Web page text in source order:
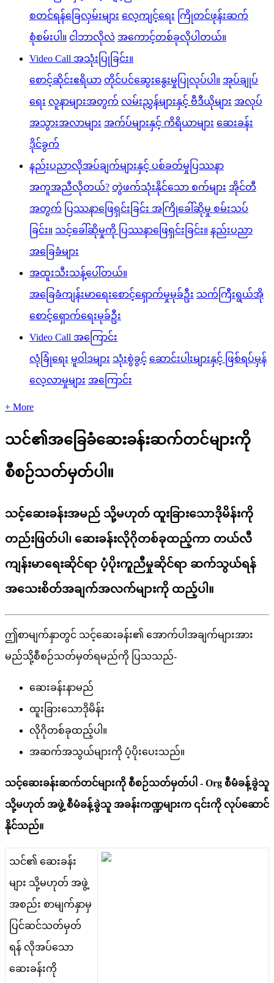
စတင်ရန်ခြေလှမ်းများ လေ့ကျင့်ရေး ကြိုတင်ဖုန်းဆက်
စုံစမ်းပါ။ ငါဘာလိုလဲ အကောင့်တစ်ခုလိုပါတယ်။
Video Call အသုံးပြုခြင်း။
စောင့်ဆိုင်းဧရိယာ တိုင်ပင်ဆွေးနွေးမှုပြုလုပ်ပါ။ အုပ်ချုပ်
ရေး လူနာများအတွက် လမ်းညွှန်များနှင့် ဗီဒီယိုများ အလုပ်
အသွားအလာများ အက်ပ်များနှင့် ကိရိယာများ ဆေးခန်း
ဒိုင်ခွက်
နည်းပညာလိုအပ်ချက်များနှင့် ပစ်ခတ်မှုပြဿနာ
အကူအညီလိုတယ်? တွဲဖက်သုံးနိုင်သော စက်များ အိုင်တီ
အတွက် ပြဿနာဖြေရှင်းခြင်း အကြိုခေါ်ဆိုမှု စမ်းသပ်
ခြင်း။ သင့်ခေါ်ဆိုမှုကို ပြဿနာဖြေရှင်းခြင်း။ နည်းပညာ
အခြေခံများ
အထူးသီးသန့်ပေါ်တယ်။
အခြေခံကျန်းမာရေးစောင့်ရှောက်မှုမုခ်ဦး သက်ကြီးရွယ်အို
စောင့်ရှောက်ရေးမုခ်ဦး
Video Call အကြောင်း
လုံခြုံရေး မူဝါဒများ သုံးစွဲခွင့် ဆောင်းပါးများနှင့် ဖြစ်ရပ်မှန်
လေ့လာမှုများ အကြောင်း
+ More
သင်၏အခြေခံဆေးခန်းဆက်တင်များကို
စီစဉ်သတ်မှတ်ပါ။
သင့်ဆေးခန်းအမည် သို့မဟုတ် ထူးခြားသောဒိုမိန်းကို
တည်းဖြတ်ပါ၊ ဆေးခန်းလိုဂိုတစ်ခုထည့်ကာ တယ်လီ
ကျန်းမာရေးဆိုင်ရာ ပံ့ပိုးကူညီမှုဆိုင်ရာ ဆက်သွယ်ရန်
အသေးစိတ်အချက်အလက်များကို ထည့်ပါ။
ဤစမကနတင သငဆခန၏ အကပ အခကမအ
မညသစစဉသတမတရမညက ပသသည-
ဆခနနမည
ထ ခသဒမန
လဂတစခထညပ ။
အဆကအသယမက ပပပသည။
သငဆခနဆကတငမက စစဉသတမတပ - Org စမခနခသ
သမဟတ အဖ စမခနခသ အခနကဏမက ၎ငက လပဆင
နငသည။
သင၏ ဆခန
မ သမဟတ အဖ
အစည စမကနမ
ပငဆငသတမတ
ရန လအပသ
ဆခနက